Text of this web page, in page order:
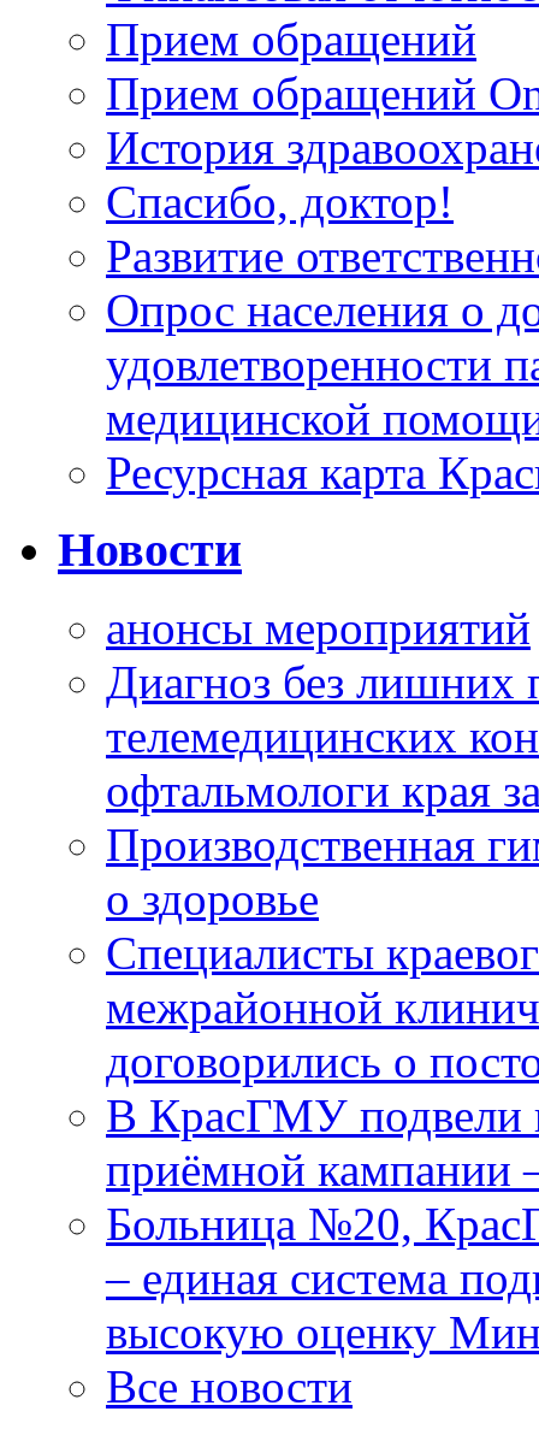
Прием обращений
Прием обращений
История
Спасибо, доктор!
Развитие
Опрос населения о
удовлетворенности
медицинской
Ресурсная карта
Новости
анонсы мероприятий
Диагноз без лишних
телемедицинских
офтальмологи края
Производственная
о здоровье
Специалисты
межрайонной
договорились о
В КрасГМУ подвели
приёмной кампании
Больница №20,
– единая система
высокую оценку
Все новости